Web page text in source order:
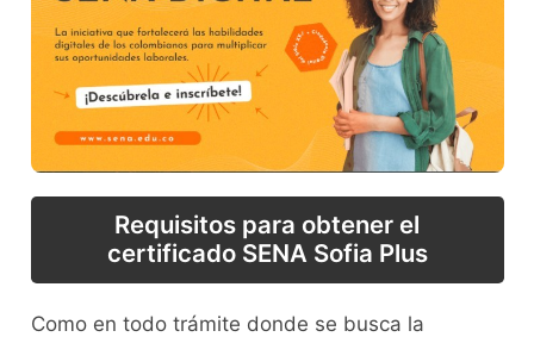
Requisitos para obtener el
certificado SENA Sofia Plus
Como en todo trámite donde se busca la